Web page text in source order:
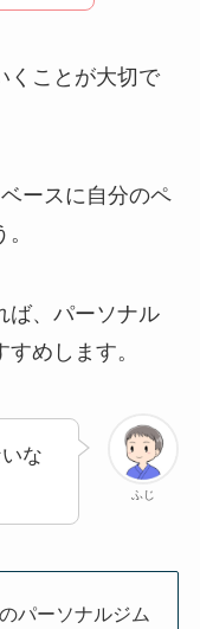
くことが大切で
ースに自分のペ
ば、パーソナル
めします。
ふじ
な
パーソナルジム